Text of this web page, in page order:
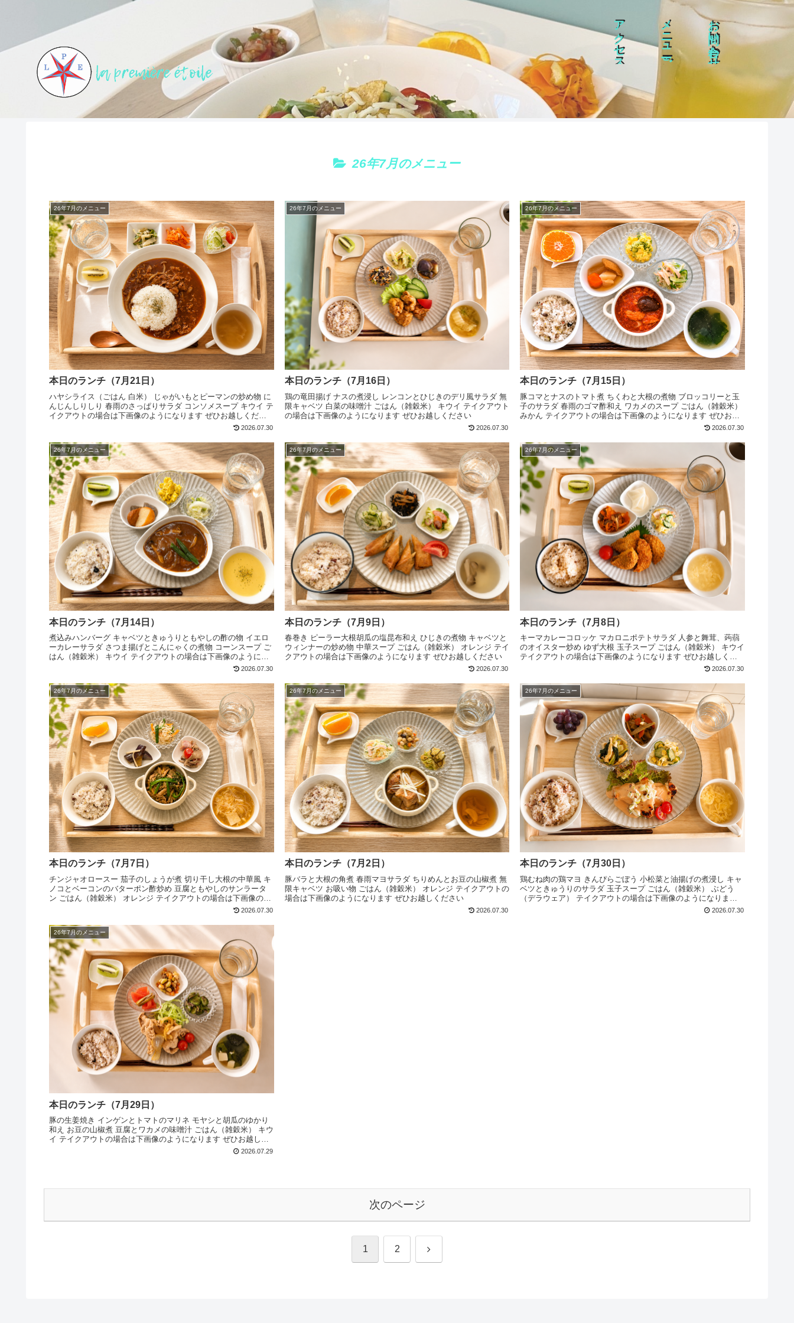
アクセス メニュー・ご案内 お問い合わせ
26年7月のメニュー
26年7月のメニュー
本日のランチ（7月21日）
ハヤシライス（ごはん 白米） じゃがいもとピーマンの炒め物 に
んじんしりしり 春雨のさっぱりサラダ コンソメスープ キウイ テ
イクアウトの場合は下画像のようになります ぜひお越しくださ
2026.07.30
26年7月のメニュー
本日のランチ（7月16日）
鶏の竜田揚げ ナスの煮浸し レンコンとひじきのデリ風サラダ 無
限キャベツ 白菜の味噌汁 ごはん（雑穀米） キウイ テイクアウト
の場合は下画像のようになります ぜひお越しください
2026.07.30
26年7月のメニュー
本日のランチ（7月15日）
豚コマとナスのトマト煮 ちくわと大根の煮物 ブロッコリーと玉
子のサラダ 春雨のゴマ酢和え ワカメのスープ ごはん（雑穀米）
みかん テイクアウトの場合は下画像のようになります ぜひお越
2026.07.30
26年7月のメニュー
本日のランチ（7月14日）
煮込みハンバーグ キャベツときゅうりともやしの酢の物 イエロ
ーカレーサラダ さつま揚げとこんにゃくの煮物 コーンスープ ご
はん（雑穀米） キウイ テイクアウトの場合は下画像のようにな
2026.07.30
26年7月のメニュー
本日のランチ（7月9日）
春巻き ピーラー大根胡瓜の塩昆布和え ひじきの煮物 キャベツと
ウィンナーの炒め物 中華スープ ごはん（雑穀米） オレンジ テイ
クアウトの場合は下画像のようになります ぜひお越しください
2026.07.30
26年7月のメニュー
本日のランチ（7月8日）
キーマカレーコロッケ マカロニポテトサラダ 人参と舞茸、蒟蒻
のオイスター炒め ゆず大根 玉子スープ ごはん（雑穀米） キウイ
テイクアウトの場合は下画像のようになります ぜひお越しくだ
2026.07.30
26年7月のメニュー
本日のランチ（7月7日）
チンジャオロースー 茄子のしょうが煮 切り干し大根の中華風 キ
ノコとベーコンのバターポン酢炒め 豆腐ともやしのサンラータ
ン ごはん（雑穀米） オレンジ テイクアウトの場合は下画像のよ
2026.07.30
26年7月のメニュー
本日のランチ（7月2日）
豚バラと大根の角煮 春雨マヨサラダ ちりめんとお豆の山椒煮 無
限キャベツ お吸い物 ごはん（雑穀米） オレンジ テイクアウトの
場合は下画像のようになります ぜひお越しください
2026.07.30
26年7月のメニュー
本日のランチ（7月30日）
鶏むね肉の鶏マヨ きんぴらごぼう 小松菜と油揚げの煮浸し キャ
ベツときゅうりのサラダ 玉子スープ ごはん（雑穀米） ぶどう
（デラウェア） テイクアウトの場合は下画像のようになります
2026.07.30
26年7月のメニュー
本日のランチ（7月29日）
豚の生姜焼き インゲンとトマトのマリネ モヤシと胡瓜のゆかり
和え お豆の山椒煮 豆腐とワカメの味噌汁 ごはん（雑穀米） キウ
イ テイクアウトの場合は下画像のようになります ぜひお越しく
2026.07.29
次のページ
1 2 次